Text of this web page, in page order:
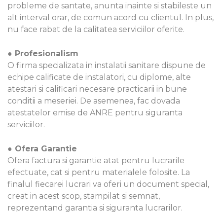
probleme de santate, anunta inainte si stabileste un
alt interval orar, de comun acord cu clientul. In plus,
nu face rabat de la calitatea serviciilor oferite.
● Profesionalism
O firma specializata in instalatii sanitare dispune de
echipe calificate de instalatori, cu diplome, alte
atestari si calificari necesare practicarii in bune
conditii a meseriei. De asemenea, fac dovada
atestatelor emise de ANRE pentru siguranta
serviciilor.
● Ofera Garantie
Ofera factura si garantie atat pentru lucrarile
efectuate, cat si pentru materialele folosite. La
finalul fiecarei lucrari va oferi un document special,
creat in acest scop, stampilat si semnat,
reprezentand garantia si siguranta lucrarilor.